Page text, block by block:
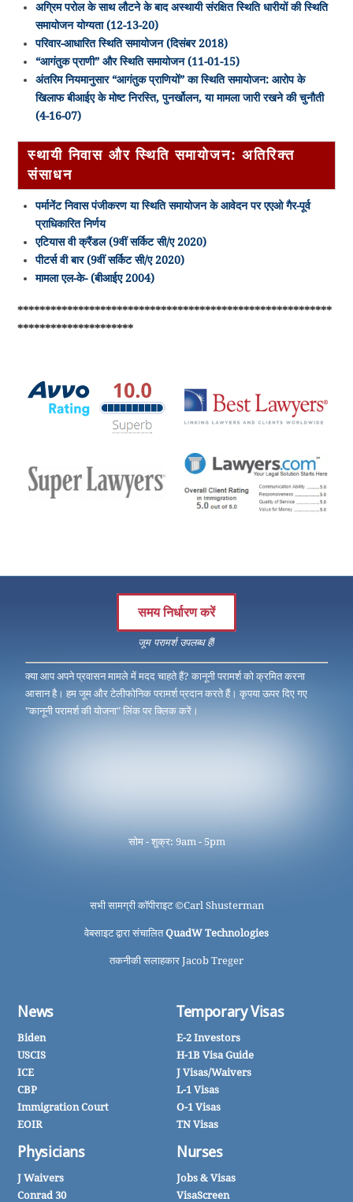
अग्रिम परोल के साथ लौटने के बाद अस्थायी संरक्षित स्थिति धारीयों की स्थिति
समायोजन योग्यता (12-13-20)
परिवार-आधारित स्थिति समायोजन (दिसंबर 2018)
“आगंतुक प्राणी” और स्थिति समायोजन (11-01-15)
अंतरिम नियमानुसार “आगंतुक प्राणियों” का स्थिति समायोजन: आरोप के
खिलाफ बीआईए के मोष्ट निरस्ति, पुनर्खोलन, या मामला जारी रखने की चुनौती
(4-16-07)
स्थायी निवास और स्थिति समायोजन: अतिरिक्त
संसाधन
पर्मानेंट निवास पंजीकरण या स्थिति समायोजन के आवेदन पर एएओ गैर-पूर्व
प्राधिकारित निर्णय
एटियास वी क्रैंडल (9वीं सर्किट सी/ए 2020)
पीटर्स वी बार (9वीं सर्किट सी/ए 2020)
मामला एल-के- (बीआईए 2004)
*********************************************************
*********************
समय निर्धारण करें
जूम परामर्श उपलब्ध हैं!
क्या आप अपने प्रवासन मामले में मदद चाहते हैं? कानूनी परामर्श को क्रमित करना
आसान है। हम जूम और टेलीफोनिक परामर्श प्रदान करते हैं। कृपया ऊपर दिए गए
"कानूनी परामर्श की योजना" लिंक पर क्लिक करें।
सोम - शुक्र: 9am - 5pm
सभी सामग्री कॉपीराइट ©Carl Shusterman
वेबसाइट द्वारा संचालितQuadW Technologies
तकनीकी सलाहकार Jacob Treger
News
Biden
USCIS
ICE
CBP
Immigration Court
EOIR
Physicians
J Waivers
Conrad 30
Temporary Visas
E-2 Investors
H-1B Visa Guide
J Visas/Waivers
L-1 Visas
O-1 Visas
TN Visas
Nurses
Jobs & Visas
VisaScreen